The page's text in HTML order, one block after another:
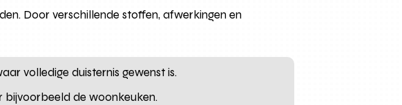
Door verschillende stoffen, afwerkingen en
volledige duisternis gewenst is.
de woonkeuken.